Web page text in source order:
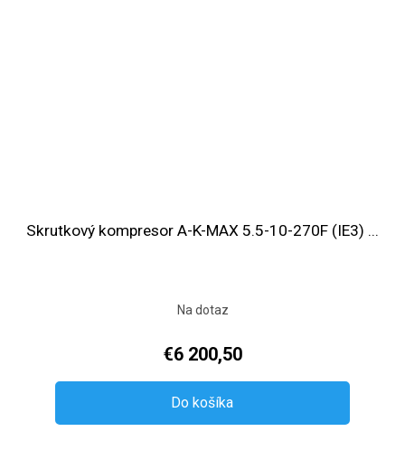
Skrutkový kompresor A-K-MAX 5.5-10-270F (IE3) ...
Na dotaz
€6 200,50
Do košíka